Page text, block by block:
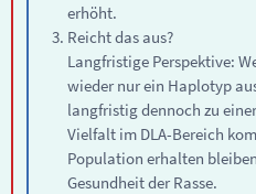
erhöht.
Reicht das aus?
Langfristige Perspektive:
wieder nur ein Haplotyp
langfristig dennoch zu
Vielfalt im DLA-Bereich
Population erhalten
Gesundheit der Rasse.